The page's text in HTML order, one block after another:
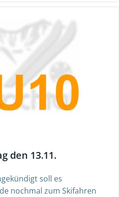
den 13.11.
soll es
nochmal zum Skifahren